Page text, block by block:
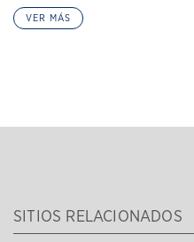
VER MÁS
SITIOS RELACIONADOS